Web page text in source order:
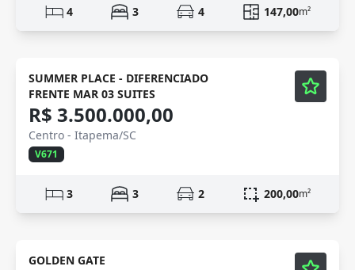
4 3 4 147,00m²
Vídeo Mobiliado
SUMMER PLACE - DIFERENCIADO
FRENTE MAR 03 SUITES
R$ 3.500.000,00
Centro - Itapema/SC
V671
3 3 2 200,00m²
Vídeo Mobiliado
GOLDEN GATE